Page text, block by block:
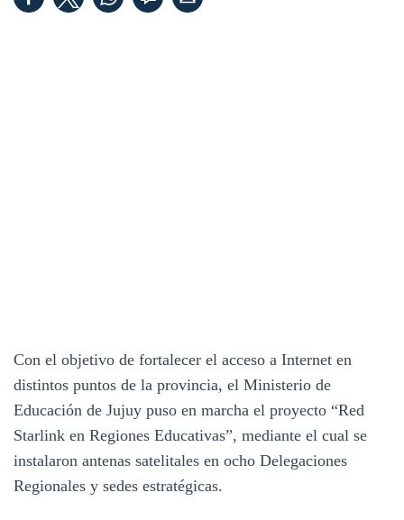
Con el objetivo de fortalecer el acceso a Internet en
distintos puntos de la provincia, el Ministerio de
Educación de Jujuy puso en marcha el proyecto “Red
Starlink en Regiones Educativas”, mediante el cual se
instalaron antenas satelitales en ocho Delegaciones
Regionales y sedes estratégicas.